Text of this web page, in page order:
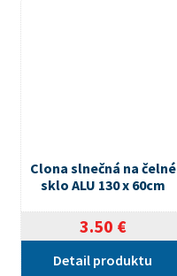
Clona slnečná na čelné
sklo ALU 130 x 60cm
3.50 €
Detail produktu